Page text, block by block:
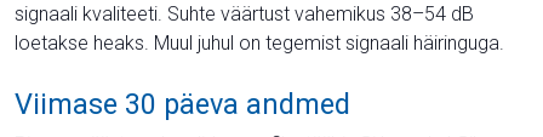
signaali kvaliteeti. Suhte väärtust vahemikus 38–54 dB
loetakse heaks. Muul juhul on tegemist signaali häiringuga.
Viimase 30 päeva andmed